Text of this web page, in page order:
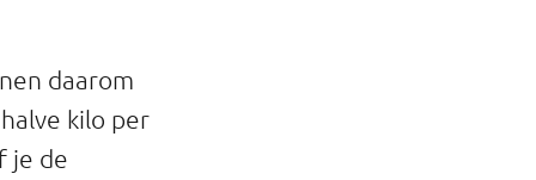
daarom
kilo per
je de